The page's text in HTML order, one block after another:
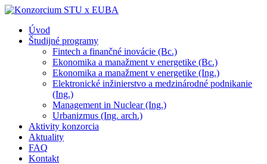
Úvod
Študijné programy
Fintech a finančné inovácie (Bc.)
Ekonomika a manažment v energetike (Bc.)
Ekonomika a manažment v energetike (Ing.)
Elektronické inžinierstvo a medzinárodné podnikanie
(Ing.)
Management in Nuclear (Ing.)
Urbanizmus (Ing. arch.)
Aktivity konzorcia
Aktuality
FAQ
Kontakt